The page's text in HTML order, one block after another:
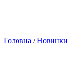
Головна /Новинки